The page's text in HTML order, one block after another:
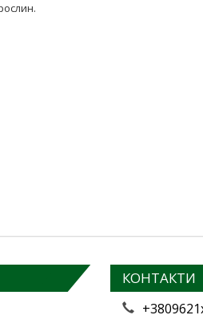
КОНТАКТИ